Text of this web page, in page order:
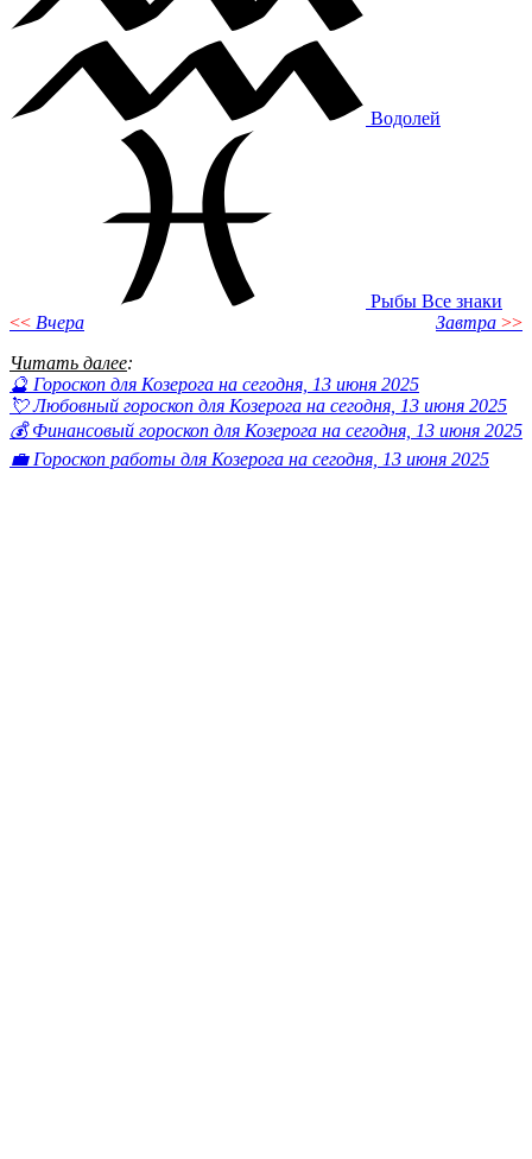
Водолей
Рыбы Все знаки
<< Вчера Завтра >>
Читать далее:
🔮 Гороскоп для Козерога на сегодня, 13 июня 2025
💘 Любовный гороскоп для Козерога на сегодня, 13 июня 2025
💰 Финансовый гороскоп для Козерога на сегодня, 13 июня 2025
💼 Гороскоп работы для Козерога на сегодня, 13 июня 2025